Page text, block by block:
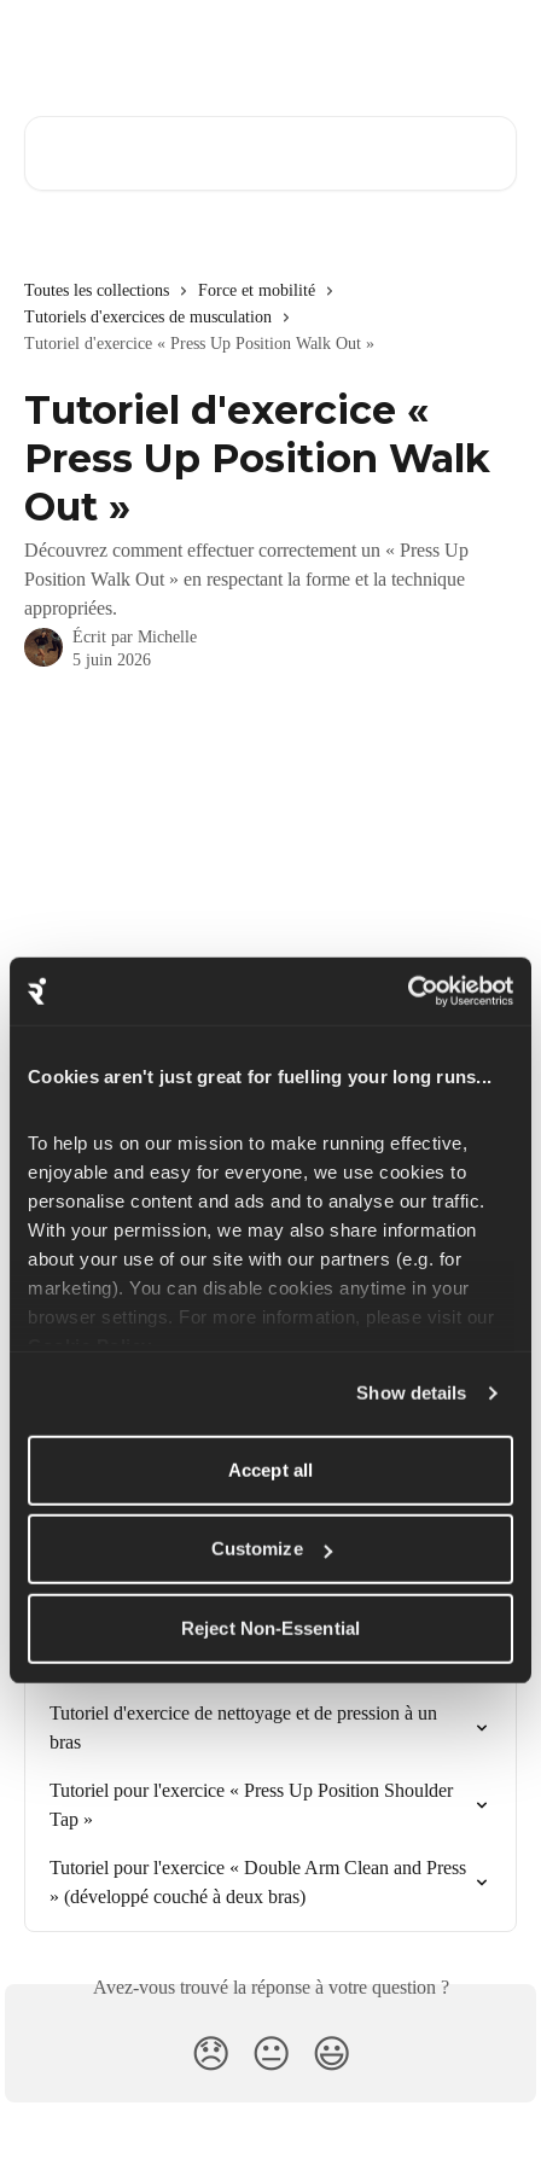
Cookies aren't just great for fuelling your long runs...
To help us on our mission to make running effective,
enjoyable and easy for everyone, we use cookies to
personalise content and ads and to analyse our traffic.
With your permission, we may also share information
about your use of our site with our partners (e.g. for
marketing). You can disable cookies anytime in your
Show details
Accept all
Customize
Reject Non-Essential
Toutes les collections
Force et mobilité
Tutoriels d'exercices de musculation
Tutoriel d'exercice « Press Up Position Walk Out »
Tutoriel d'exercice «
Press Up Position Walk
Out »
Découvrez comment effectuer correctement un « Press Up
Position Walk Out » en respectant la forme et la technique
appropriées.
Écrit par Michelle
5 juin 2026
poids du corps qui sollicite les épaules, les triceps, les fessiers, la
Commencez par vous tenir debout, les pieds écartés de la
largeur des hanches et les épaules en arrière. À partir de cette
position, penchez-vous vers l'avant en touchant le sol avec vos
mains, tout en gardant les jambes tendues aussi longtemps que
de pompes. Ici, transférez votre poids sur vos épaules et formez
Articles connexes
Tutoriel d'exercice de pompes avec déplacement
Tutoriel d'exercice d'arraché à un bras
Tutoriel d'exercice de nettoyage et de pression à un
bras
Tutoriel pour l'exercice « Press Up Position Shoulder
Tap »
Tutoriel pour l'exercice « Double Arm Clean and Press
» (développé couché à deux bras)
Avez-vous trouvé la réponse à votre question ?
😞 😐 😃